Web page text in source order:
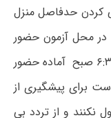
کردن حدفاصل منزل
در محل آزمون حضور
یابند. حوزه های برگزاری آزمون از ساعت ۶:۳۰ صبح آماده حضور
برای پیشگیری از
نکنند و از تردد بی